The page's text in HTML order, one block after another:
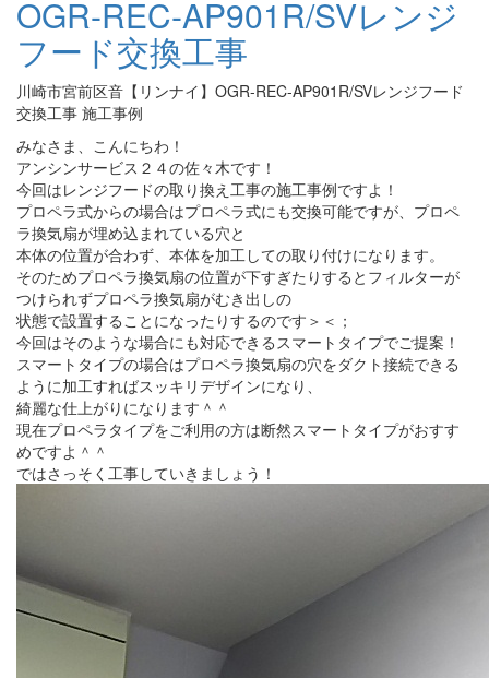
OGR-REC-AP901R/SVレンジ
フード交換工事
川崎市宮前区音【リンナイ】OGR-REC-AP901R/SVレンジフード
交換工事 施工事例
みなさま、こんにちわ！
アンシンサービス２４の佐々木です！
今回はレンジフードの取り換え工事の施工事例ですよ！
プロペラ式からの場合はプロペラ式にも交換可能ですが、プロペ
ラ換気扇が埋め込まれている穴と
本体の位置が合わず、本体を加工しての取り付けになります。
そのためプロペラ換気扇の位置が下すぎたりするとフィルターが
つけられずプロペラ換気扇がむき出しの
状態で設置することになったりするのです＞＜；
今回はそのような場合にも対応できるスマートタイプでご提案！
スマートタイプの場合はプロペラ換気扇の穴をダクト接続できる
ように加工すればスッキリデザインになり、
綺麗な仕上がりになります＾＾
現在プロペラタイプをご利用の方は断然スマートタイプがおすす
めですよ＾＾
ではさっそく工事していきましょう！